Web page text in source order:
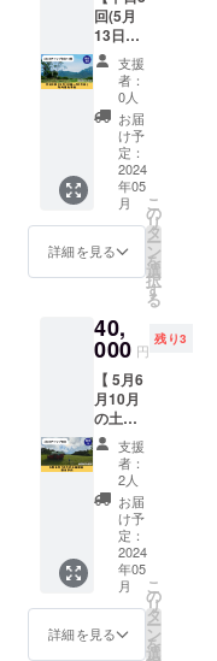
掲載を
お断り
させて
いただ
く場合
があり
ます。
お断り
させて
いただ
いた場
いても
返金は
す。 ※
掲載期
間は
2024年
6月から
1年間で
す。
き ・
ロゴス
テッ
カー1枚
(サイ
ズ、デ
ザイン
調整中)
・その
時困っ
ている
ことや
支援し
ことを
お手伝
いをお
願いし
ます。
例：薪
割り、
草刈
り、ご
み拾
い、掃
除、話
し相
手、そ
の他で
となど
※予約が
するチ
ケット
です。
（内
容） ・
10名以
下（小
学生未
満含ま
ず） ・
テント
張り無
制限 ・
クイン
14時～
16時
チェッ
クアウ
ト～11
時
・薪5キ
ロ付き
・ロゴ
ステッ
カー2枚
(サイ
ズ、デ
ザイン
調整中)
・ター
回(5月
13日～
10月末)
年内優
先予
約・1泊
2日キャ
ンプ宿
泊】 平
日(5月
13日～
10月
末)3回
優先的
に予約
き、
キャン
プ宿泊
するチ
ケット
です。
平日通
常1泊2
万円×3
回＝6万
円のと
ころ
10,000
円お
得！
（内
容） ・
支援
者：
0人
お届
け予
定：
2024
年05
月
詳細を見る
こ
の
リ
タ
ー
ン
を
選
択
す
る
40,
000 円
残り3
【 5月6
月10月
の土日
祝日 年
内優先
予約・1
泊2日
キャン
プ宿
泊】 5
月6月10
月(GW
等連休
を除く)
の土日
支援
者：
2人
お届
け予
定：
2024
年05
月
詳細を見る
こ
の
リ
タ
ー
ン
を
選